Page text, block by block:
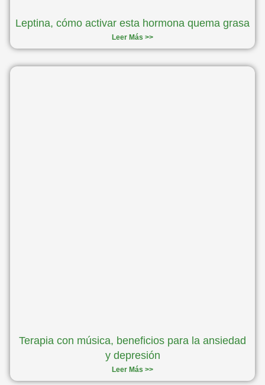
Leptina, cómo activar esta hormona quema grasa
Leer Más >>
Terapia con música, beneficios para la ansiedad
y depresión
Leer Más >>